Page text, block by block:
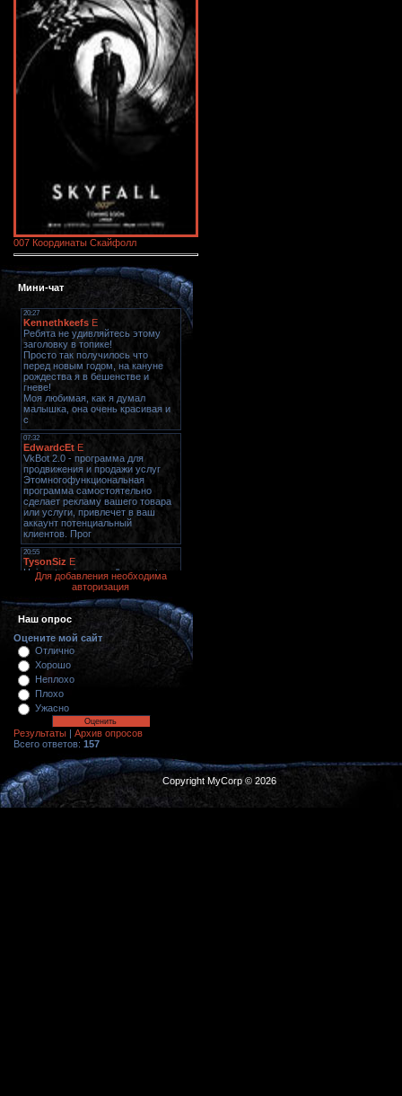
007 Координаты Скайфолл
Мини-чат
Для добавления необходима
авторизация
Наш опрос
Оцените мой сайт
Отлично
Хорошо
Неплохо
Плохо
Ужасно
Результаты | Архив опросов
Всего ответов: 157
Copyright MyCorp © 2026